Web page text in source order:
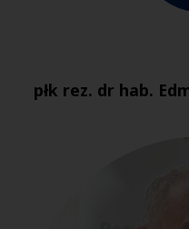
płk rez. dr hab.